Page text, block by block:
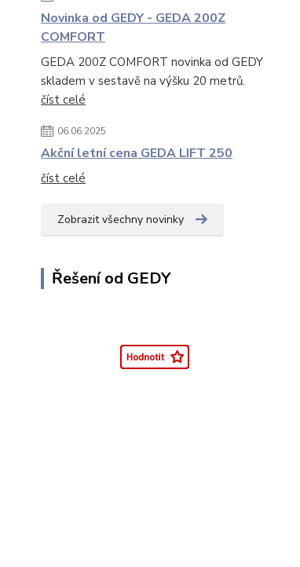
Novinka od GEDY - GEDA 200Z
COMFORT
GEDA 200Z COMFORT novinka od GEDY
skladem v sestavě na výšku 20 metrů.
číst celé
06.06.2025
Akční letní cena GEDA LIFT 250
číst celé
Zobrazit všechny novinky
Řešení od GEDY